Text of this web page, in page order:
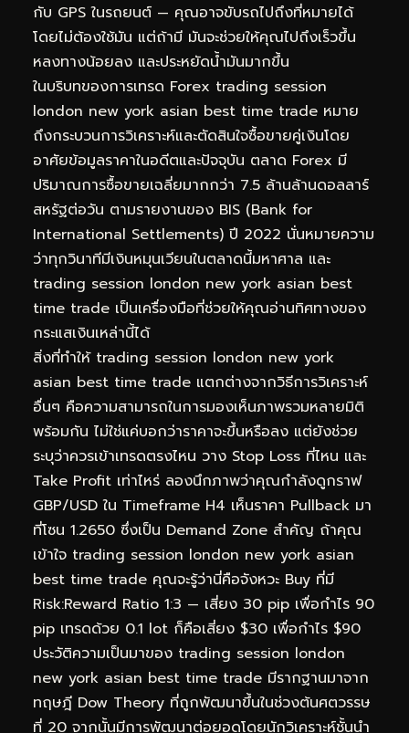
กับ GPS ในรถยนต์ — คุณอาจขับรถไปถึงที่หมายได้
โดยไม่ต้องใช้มัน แต่ถ้ามี มันจะช่วยให้คุณไปถึงเร็วขึ้น
หลงทางน้อยลง และประหยัดน้ำมันมากขึ้น
ในบริบทของการเทรด Forex trading session
london new york asian best time trade หมาย
ถึงกระบวนการวิเคราะห์และตัดสินใจซื้อขายคู่เงินโดย
อาศัยข้อมูลราคาในอดีตและปัจจุบัน ตลาด Forex มี
ปริมาณการซื้อขายเฉลี่ยมากกว่า 7.5 ล้านล้านดอลลาร์
สหรัฐต่อวัน ตามรายงานของ BIS (Bank for
International Settlements) ปี 2022 นั่นหมายความ
ว่าทุกวินาทีมีเงินหมุนเวียนในตลาดนี้มหาศาล และ
trading session london new york asian best
time trade เป็นเครื่องมือที่ช่วยให้คุณอ่านทิศทางของ
กระแสเงินเหล่านี้ได้
สิ่งที่ทำให้ trading session london new york
asian best time trade แตกต่างจากวิธีการวิเคราะห์
อื่นๆ คือความสามารถในการมองเห็นภาพรวมหลายมิติ
พร้อมกัน ไม่ใช่แค่บอกว่าราคาจะขึ้นหรือลง แต่ยังช่วย
ระบุว่าควรเข้าเทรดตรงไหน วาง Stop Loss ที่ไหน และ
Take Profit เท่าไหร่ ลองนึกภาพว่าคุณกำลังดูกราฟ
GBP/USD ใน Timeframe H4 เห็นราคา Pullback มา
ที่โซน 1.2650 ซึ่งเป็น Demand Zone สำคัญ ถ้าคุณ
เข้าใจ trading session london new york asian
best time trade คุณจะรู้ว่านี่คือจังหวะ Buy ที่มี
Risk:Reward Ratio 1:3 — เสี่ยง 30 pip เพื่อกำไร 90
pip เทรดด้วย 0.1 lot ก็คือเสี่ยง $30 เพื่อกำไร $90
ประวัติความเป็นมาของ trading session london
new york asian best time trade มีรากฐานมาจาก
ทฤษฎี Dow Theory ที่ถูกพัฒนาขึ้นในช่วงต้นศตวรรษ
ที่ 20 จากนั้นมีการพัฒนาต่อยอดโดยนักวิเคราะห์ชั้นนำ